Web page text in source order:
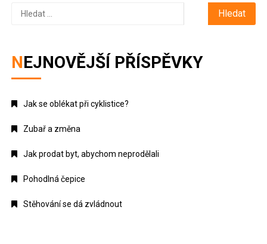
Vyhledávání
NEJNOVĚJŠÍ PŘÍSPĚVKY
Jak se oblékat při cyklistice?
Zubař a změna
Jak prodat byt, abychom neprodělali
Pohodlná čepice
Stěhování se dá zvládnout